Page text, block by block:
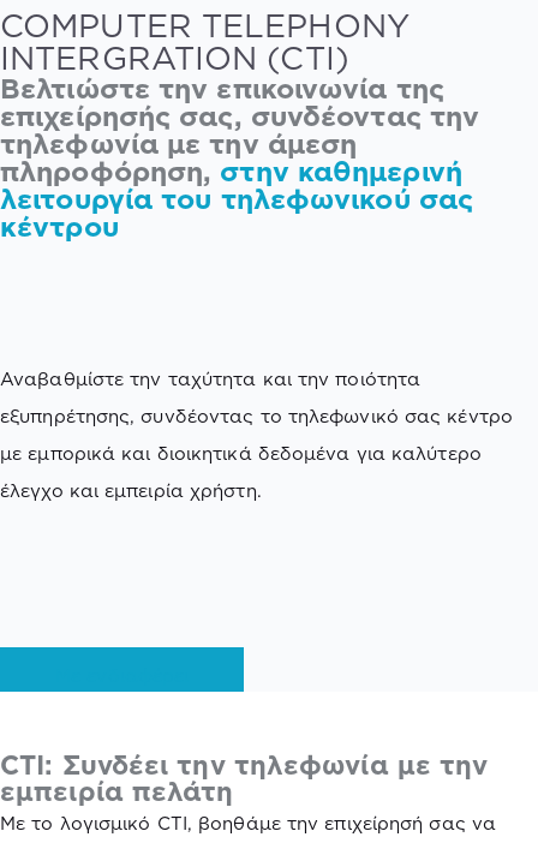
COMPUTER TELEPHONY
INTERGRATION (CTI)
Βελτιώστε την επικοινωνία της
επιχείρησής σας, συνδέοντας την
τηλεφωνία με την άμεση
πληροφόρηση, στην καθημερινή
λειτουργία του τηλεφωνικού σας
κέντρου
Αναβαθμίστε την ταχύτητα και την ποιότητα
εξυπηρέτησης, συνδέοντας το τηλεφωνικό σας κέντρο
με εμπορικά και διοικητικά δεδομένα για καλύτερο
έλεγχο και εμπειρία χρήστη.
CTI: Συνδέει την τηλεφωνία με την
εμπειρία πελάτη
Με το λογισμικό CTI, βοηθάμε την επιχείρησή σας να